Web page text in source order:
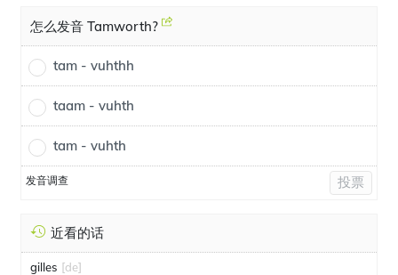
怎么发音 Tamworth?
tam - vuhthh
taam - vuhth
tam - vuhth
发音调查 投票
近看的话
gilles [de]